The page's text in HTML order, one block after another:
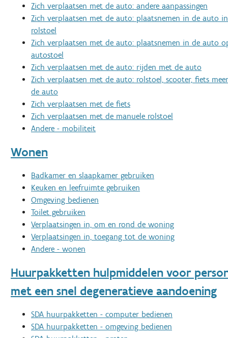
Zich verplaatsen met de auto: andere aanpassingen
Zich verplaatsen met de auto: plaatsnemen in de auto
rolstoel
Zich verplaatsen met de auto: plaatsnemen in de auto
autostoel
Zich verplaatsen met de auto: rijden met de auto
Zich verplaatsen met de auto: rolstoel, scooter, fiets
de auto
Zich verplaatsen met de fiets
Zich verplaatsen met de manuele rolstoel
Andere - mobiliteit
Wonen
Badkamer en slaapkamer gebruiken
Keuken en leefruimte gebruiken
Omgeving bedienen
Toilet gebruiken
Verplaatsingen in, om en rond de woning
Verplaatsingen in, toegang tot de woning
Andere - wonen
Huurpakketten hulpmiddelen voor
met een snel degeneratieve aandoening
SDA huurpakketten - computer bedienen
SDA huurpakketten - omgeving bedienen